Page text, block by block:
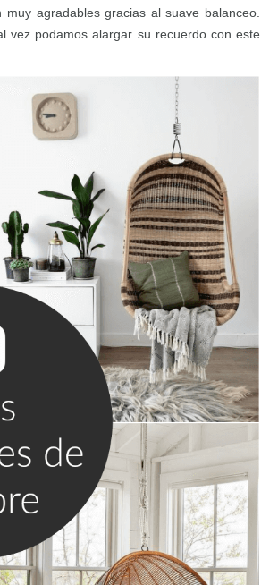
agradables gracias al suave balanceo.
vez podamos alargar su recuerdo con este